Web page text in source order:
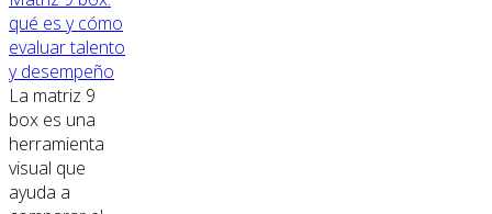
qué es y cómo
evaluar talento
y desempeño
La matriz 9
box es una
herramienta
visual que
ayuda a